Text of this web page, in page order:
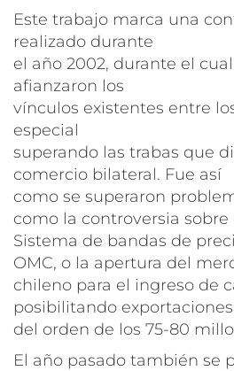
Este trabajo marca una
realizado durante
el año 2002, durante el
afianzaron los
vínculos existentes entre
especial
superando las trabas que
comercio bilateral. Fue así
como se superaron
como la controversia sobre
Sistema de bandas de
OMC, o la apertura del
chileno para el ingreso de
posibilitando exportaciones
del orden de los 75-80
El año pasado también se